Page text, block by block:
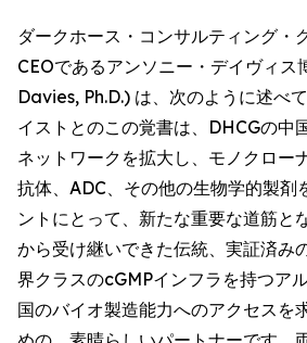
ダークホース・コンサルティング・
CEOであるアンソニー・デイヴィ
Davies, Ph.D.) は、次のように述べ
イストとのこの覚書は、DHCGの中
ネットワークを拡大し、モノクロー
抗体、ADC、その他の生物学的製剤
ントにとって、新たな重要な道筋と
から受け継いできた伝統、実証済み
界クラスのcGMPインフラを持つア
国のバイオ製造能力へのアクセスを